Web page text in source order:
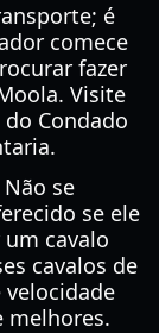
é
comece
fazer
Visite
Condado
Não se
se ele
cavalo
cavalos de
melhores.